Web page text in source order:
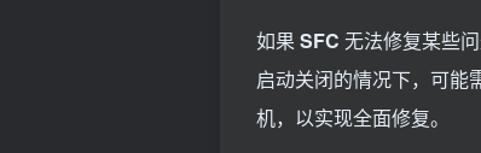
如果 SFC 无法修复某些
启动关闭的情况下，可能
机，以实现全面修复。